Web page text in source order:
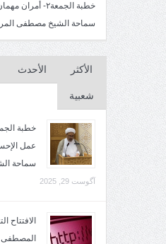
سماحة الشيخ مصطفى
الأكثر
شعبية
الأحدث
سماحة
آگوست 29, 2025
الافتتاح